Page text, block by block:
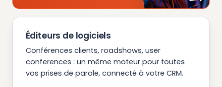
Éditeurs de logiciels
Conférences clients, roadshows, user
conferences : un même moteur pour toutes
vos prises de parole, connecté à votre CRM.